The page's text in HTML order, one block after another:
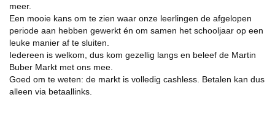
meer.
Een mooie kans om te zien waar onze leerlingen de afgelopen
periode aan hebben gewerkt én om samen het schooljaar op een
leuke manier af te sluiten.
Iedereen is welkom, dus kom gezellig langs en beleef de Martin
Buber Markt met ons mee.
Goed om te weten: de markt is volledig cashless. Betalen kan dus
alleen via betaallinks.